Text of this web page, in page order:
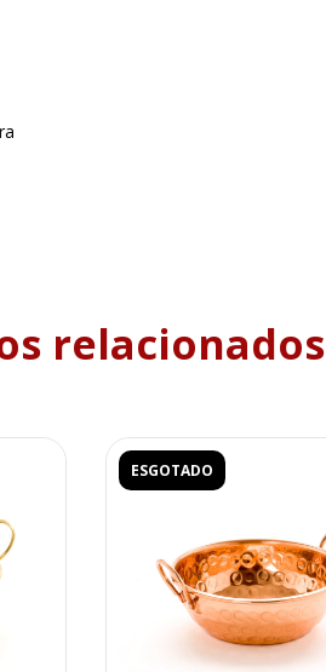
relacionados
ESGOTADO